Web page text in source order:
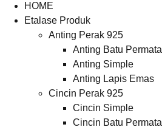
HOME
Etalase Produk
Anting Perak 925
Anting Batu Permata
Anting Simple
Anting Lapis Emas
Cincin Perak 925
Cincin Simple
Cincin Batu Permata